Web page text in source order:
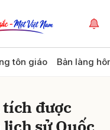
tôn giáo Bản làng
tích được
sử Quốc